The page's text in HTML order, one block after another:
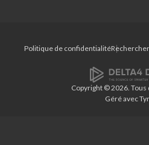
Politique de confidentialitéRechercher
Copyright © 2026. Tous
Géré avec